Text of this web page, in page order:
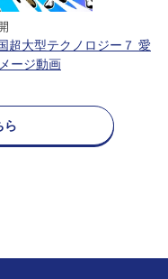
大型テクノロジー７ 愛
ージ動画
ら